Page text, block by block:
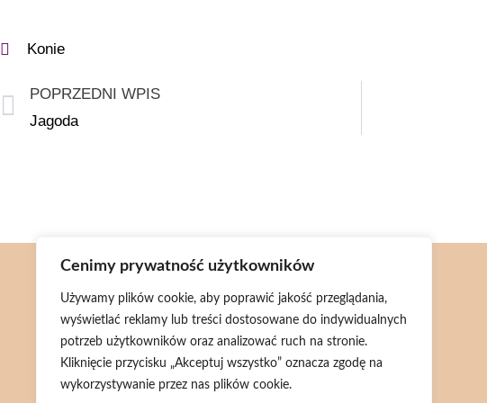
Cenimy prywatność użytkowników
Używamy plików cookie, aby poprawić jakość przeglądania,
wyświetlać reklamy lub treści dostosowane do indywidualnych
potrzeb użytkowników oraz analizować ruch na stronie.
Kliknięcie przycisku „Akceptuj wszystko” oznacza zgodę na
wykorzystywanie przez nas plików cookie.
Konie
POPRZEDNI WPIS
Jagoda
Menu
Aktualności
Wsparcie
Bazarek